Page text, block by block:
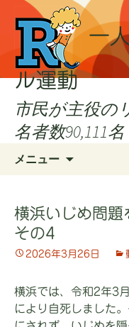
一
ル運動
市民が主役
名者数90,111名
メニュー
ン
ツ
ス
ッ
プ
横浜いじめ問題
その4
2026年3月26日
横浜では、令和2年3
により自死しました